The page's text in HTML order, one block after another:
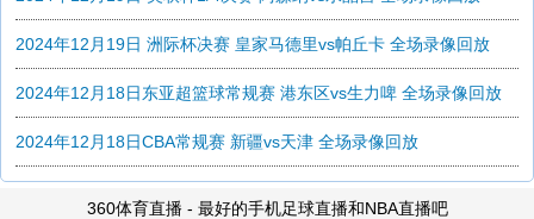
2024年12月19日 洲际杯决赛 皇家马德里vs帕丘卡 全场录像回放
2024年12月18日东亚超篮球常规赛 港东区vs生力啤 全场录像回放
2024年12月18日CBA常规赛 新疆vs天津 全场录像回放
360体育直播 - 最好的手机足球直播和NBA直播吧